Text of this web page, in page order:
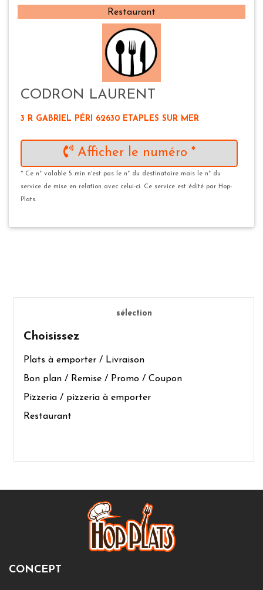
Restaurant
CODRON LAURENT
3 R GABRIEL PÉRI 62630 ETAPLES SUR MER
Afficher le numéro *
* Ce n° valable 5 min n'est pas le n° du destinataire mais le n° du
service de mise en relation avec celui-ci. Ce service est édité par Hop-
Plats.
sélection
Choisissez
Plats à emporter / Livraison
Bon plan / Remise / Promo / Coupon
Pizzeria / pizzeria à emporter
Restaurant
CONCEPT